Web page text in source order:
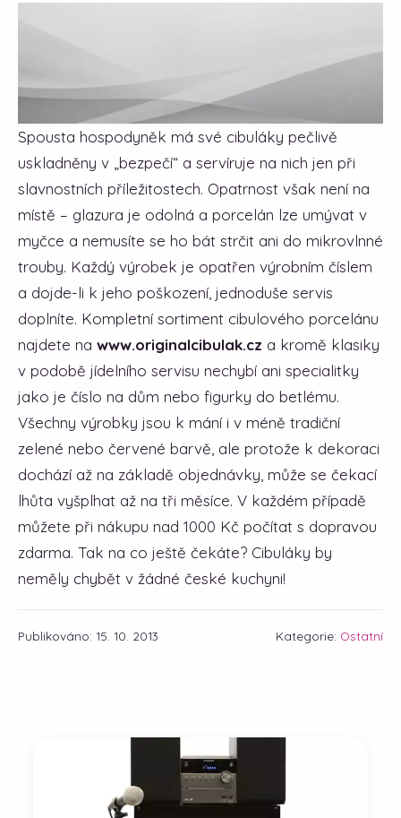
Spousta hospodyněk má své cibuláky pečlivě
uskladněny v „bezpečí“ a servíruje na nich jen při
slavnostních příležitostech. Opatrnost však není na
místě – glazura je odolná a porcelán lze umývat v
myčce a nemusíte se ho bát strčit ani do mikrovlnné
trouby. Každý výrobek je opatřen výrobním číslem
a dojde-li k jeho poškození, jednoduše servis
doplníte. Kompletní sortiment cibulového porcelánu
najdete na www.originalcibulak.cz a kromě klasiky
v podobě jídelního servisu nechybí ani specialitky
jako je číslo na dům nebo figurky do betlému.
Všechny výrobky jsou k mání i v méně tradiční
zelené nebo červené barvě, ale protože k dekoraci
dochází až na základě objednávky, může se čekací
lhůta vyšplhat až na tři měsíce. V každém případě
můžete při nákupu nad 1000 Kč počítat s dopravou
zdarma. Tak na co ještě čekáte? Cibuláky by
neměly chybět v žádné české kuchyni!
Publikováno: 15. 10. 2013 Kategorie: Ostatní